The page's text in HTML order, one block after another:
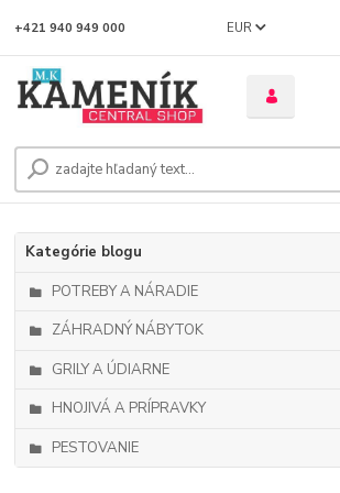
EUR
+421 940 949 000
Kategórie blogu
POTREBY A NÁRADIE
ZÁHRADNÝ NÁBYTOK
GRILY A ÚDIARNE
HNOJIVÁ A PRÍPRAVKY
PESTOVANIE